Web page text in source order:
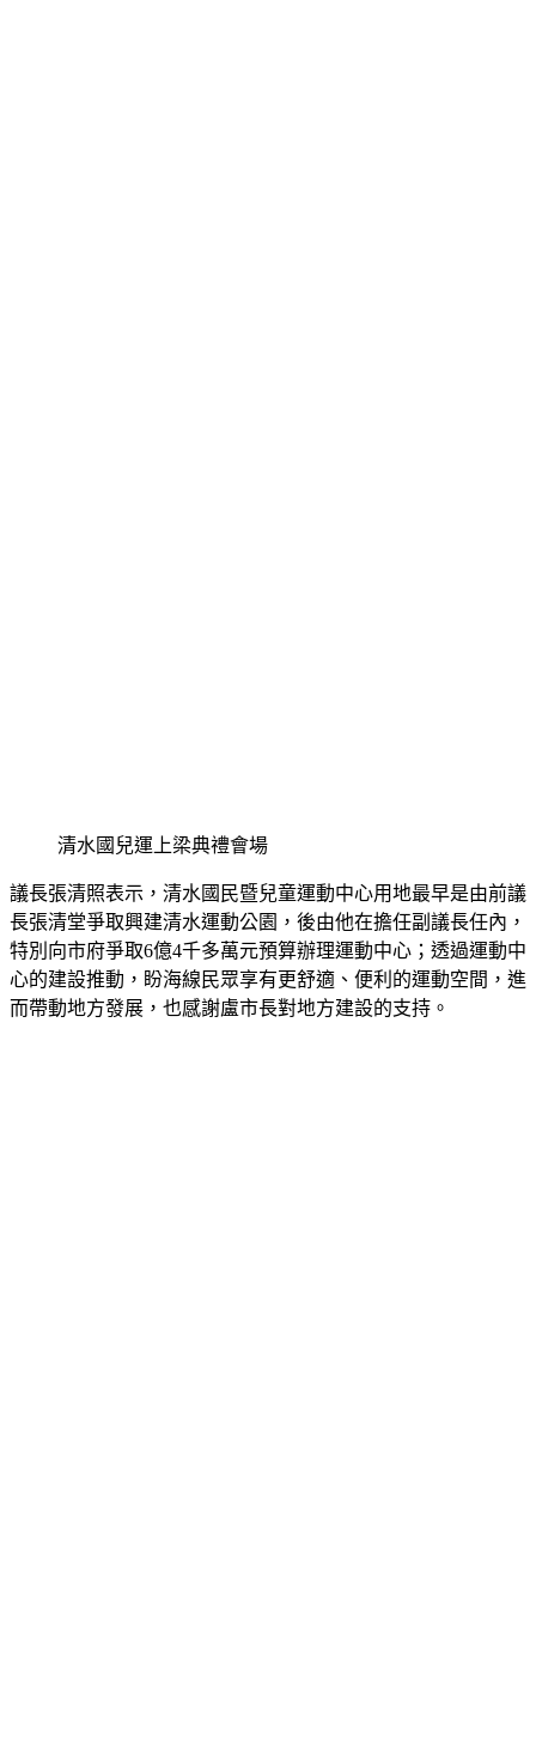
清水國兒運上梁典禮會場
議長張清照表示，清水國民暨兒童運動中心用地最早是由前議
長張清堂爭取興建清水運動公園，後由他在擔任副議長任內，
特別向市府爭取6億4千多萬元預算辦理運動中心；透過運動中
心的建設推動，盼海線民眾享有更舒適、便利的運動空間，進
而帶動地方發展，也感謝盧市長對地方建設的支持。